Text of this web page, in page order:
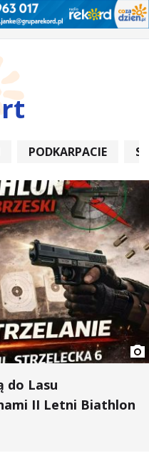
PODKARPACIE
do Lasu
II Letni Biathlon